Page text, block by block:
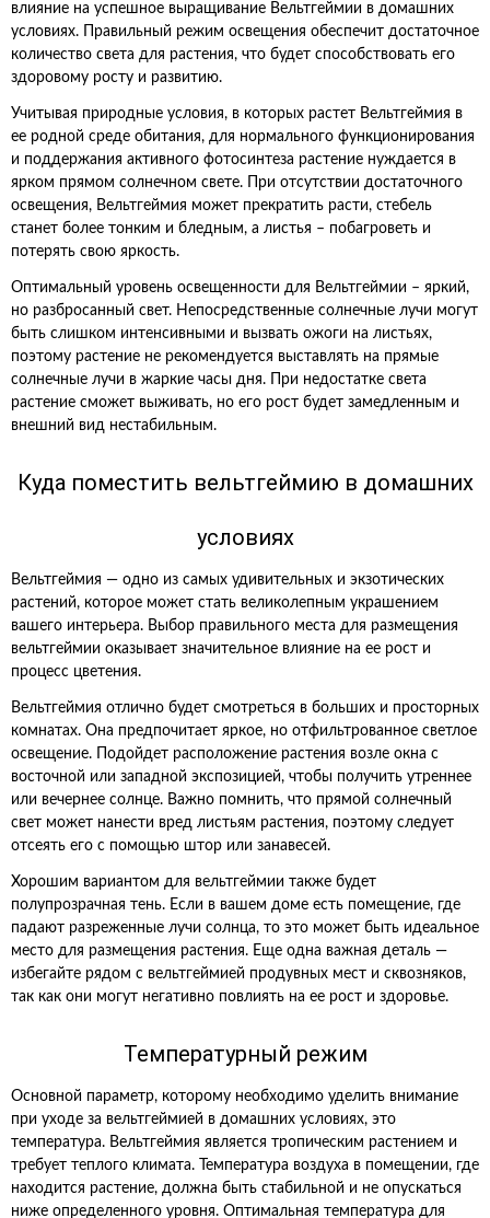
влияние на успешное выращивание Вельтгеймии в домашних
условиях. Правильный режим освещения обеспечит достаточное
количество света для растения, что будет способствовать его
здоровому росту и развитию.
Учитывая природные условия, в которых растет Вельтгеймия в
ее родной среде обитания, для нормального функционирования
и поддержания активного фотосинтеза растение нуждается в
ярком прямом солнечном свете. При отсутствии достаточного
освещения, Вельтгеймия может прекратить расти, стебель
станет более тонким и бледным, а листья – побагроветь и
потерять свою яркость.
Оптимальный уровень освещенности для Вельтгеймии – яркий,
но разбросанный свет. Непосредственные солнечные лучи могут
быть слишком интенсивными и вызвать ожоги на листьях,
поэтому растение не рекомендуется выставлять на прямые
солнечные лучи в жаркие часы дня. При недостатке света
растение сможет выживать, но его рост будет замедленным и
внешний вид нестабильным.
Куда поместить вельтгеймию в домашних
условиях
Вельтгеймия — одно из самых удивительных и экзотических
растений, которое может стать великолепным украшением
вашего интерьера. Выбор правильного места для размещения
вельтгеймии оказывает значительное влияние на ее рост и
процесс цветения.
Вельтгеймия отлично будет смотреться в больших и просторных
комнатах. Она предпочитает яркое, но отфильтрованное светлое
освещение. Подойдет расположение растения возле окна с
восточной или западной экспозицией, чтобы получить утреннее
или вечернее солнце. Важно помнить, что прямой солнечный
свет может нанести вред листьям растения, поэтому следует
отсеять его с помощью штор или занавесей.
Хорошим вариантом для вельтгеймии также будет
полупрозрачная тень. Если в вашем доме есть помещение, где
падают разреженные лучи солнца, то это может быть идеальное
место для размещения растения. Еще одна важная деталь —
избегайте рядом с вельтгеймией продувных мест и сквозняков,
так как они могут негативно повлиять на ее рост и здоровье.
Температурный режим
Основной параметр, которому необходимо уделить внимание
при уходе за вельтгеймией в домашних условиях, это
температура. Вельтгеймия является тропическим растением и
требует теплого климата. Температура воздуха в помещении, где
находится растение, должна быть стабильной и не опускаться
ниже определенного уровня. Оптимальная температура для